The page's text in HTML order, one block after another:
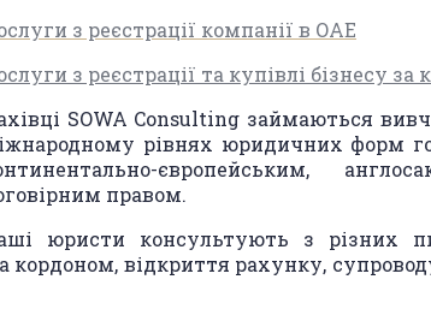
з реєстрації компанії в ОАЕ
з реєстрації та купівлі бізнесу за
SOWA Consulting займаються
рівнях юридичних форм
європейським,
правом.
юристи консультують з різних
кордоном, відкриття рахунку,